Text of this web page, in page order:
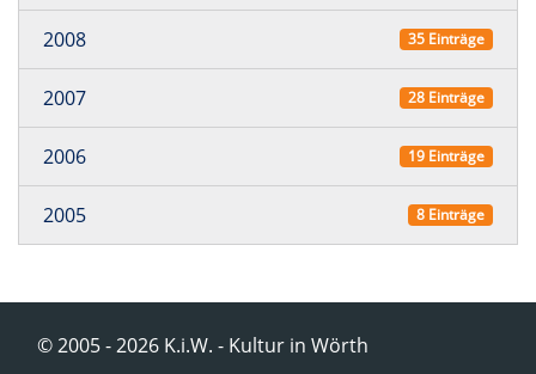
2008 35 Einträge
2007 28 Einträge
2006 19 Einträge
2005 8 Einträge
© 2005 - 2026 K.i.W. - Kultur in Wörth